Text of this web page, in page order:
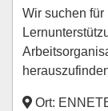
Wir suchen
Ort: